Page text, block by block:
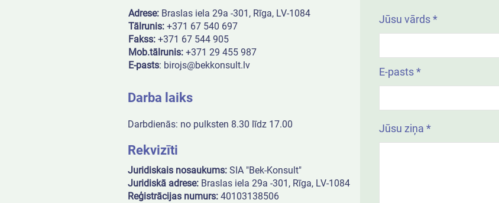
Adrese: Braslas iela 29a -301, Rīga, LV-1084
Tālrunis: +371 67 540 697
Fakss: +371 67 544 905
Mob.tālrunis: +371 29 455 987
E-pasts: birojs@bekkonsult.lv
Darba laiks
Darbdienās: no pulksten 8.30 līdz 17.00
Rekvizīti
Juridiskais nosaukums: SIA "Bek-Konsult"
Juridiskā adrese: Braslas iela 29a -301, Rīga, LV-1084
Reģistrācijas numurs: 40103138506
Jūsu vārds
E-pasts
Jūsu ziņa